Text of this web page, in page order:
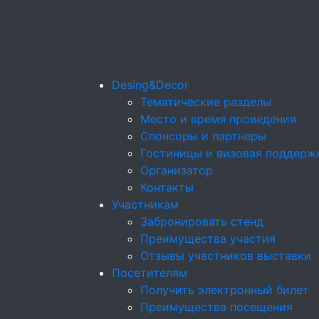
Desing&Decor
Тематические разделы
Место и время проведения
Спонсоры и партнеры
Гостиницы и визовая
Организатор
Контакты
Участникам
Забронировать стенд
Преимущества участия
Отзывы участников выставки
Посетителям
Получить электронный билет
Преимущества посещения